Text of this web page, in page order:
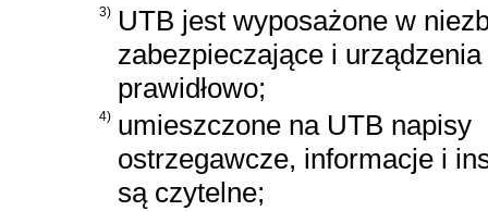
3) UTB jest wyposażone w
zabezpieczające i
prawidłowo;
4) umieszczone na UTB napisy
ostrzegawcze, informacje i
są czytelne;